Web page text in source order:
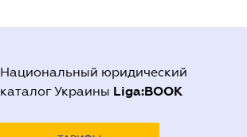
Национальный юридический
каталог Украины Liga:BOOK